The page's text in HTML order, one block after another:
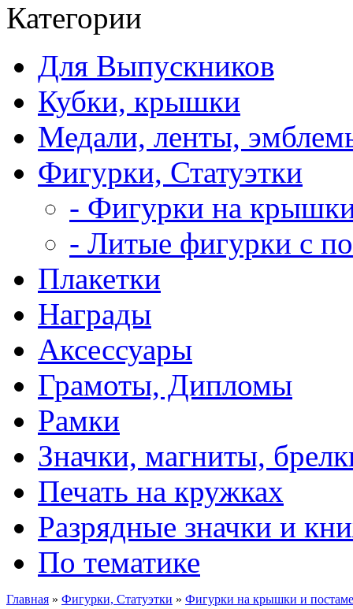
Категории
Для Выпускников
Кубки, крышки
Медали, ленты,
Фигурки, Статуэтки
- Фигурки на
- Литые фигурки с
Плакетки
Награды
Аксессуары
Грамоты, Дипломы
Рамки
Значки, магниты,
Печать на кружках
Разрядные значки и
По тематике
Главная » Фигурки, Статуэтки » Фигурки на крышки и